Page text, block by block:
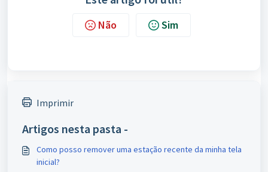
Não Sim
Imprimir
Artigos nesta pasta -
Como posso remover uma estação recente da minha tela
inicial?